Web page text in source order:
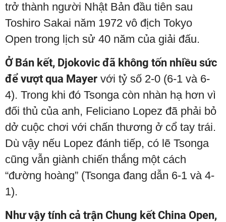
trở thành người Nhật Bản đầu tiên sau
Toshiro Sakai năm 1972 vô địch Tokyo
Open trong lịch sử 40 năm của giải đấu.
Ở Bán kết, Djokovic đã không tốn nhiều sức
để vượt qua Mayer với tỷ số 2-0 (6-1 và 6-
4). Trong khi đó Tsonga còn nhàn hạ hơn vì
đối thủ của anh, Feliciano Lopez đã phải bỏ
dở cuộc chơi với chấn thương ở cổ tay trái.
Dù vậy nếu Lopez đánh tiếp, có lẽ Tsonga
cũng vẫn giành chiến thắng một cách
“đường hoàng” (Tsonga đang dẫn 6-1 và 4-
1).
Như vậy tính cả trận Chung kết China Open,